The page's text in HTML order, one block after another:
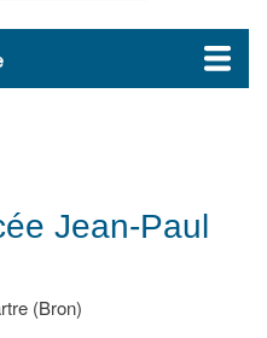
Jean-Paul
(Bron)